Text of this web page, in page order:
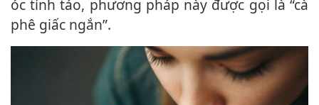
óc tỉnh táo, phương pháp này được gọi là “cà
phê giấc ngắn”.